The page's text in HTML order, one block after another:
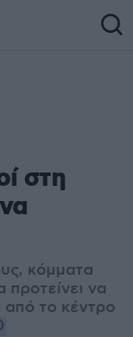
στη
κόμματα
προτείνει να
από το κέντρο